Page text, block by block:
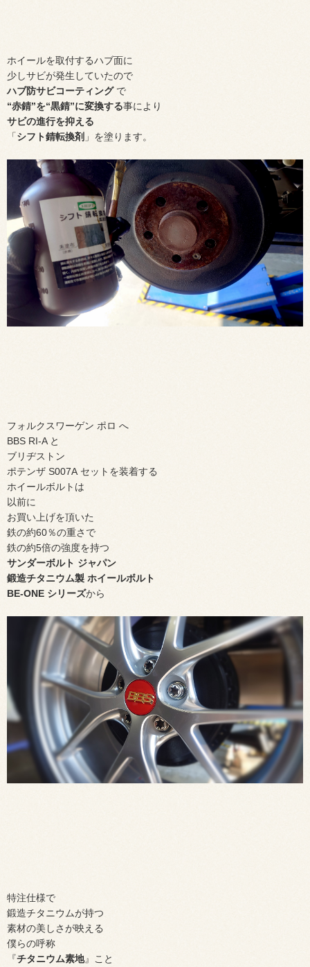
ホイールを取付するハブ面に
少しサビが発生していたので
ハブ防サビコーティング で
“赤錆”を“黒錆”に変換する事により
サビの進行を抑える
「シフト錆転換剤 」を塗ります。
フォルクスワーゲン ポロ へ
BBS RI-A と
ブリヂストン
ポテンザ S007A セットを装着する
ホイールボルトは
以前に
お買い上げを頂いた
鉄の約60％の重さで
鉄の約5倍の強度を持つ
サンダーボルト ジャパン
鍛造チタニウム製 ホイールボルト
BE-ONE シリーズから
特注仕様で
鍛造チタニウムが持つ
素材の美しさが映える
僕らの呼称
『チタニウム素地』こと